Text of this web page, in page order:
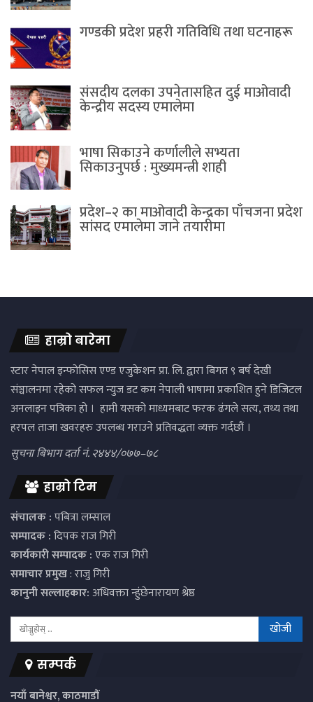
गण्डकी प्रदेश प्रहरी गतिविधि तथा घटनाहरू
संसदीय दलका उपनेतासहित दुई माओवादी
केन्द्रीय सदस्य एमालेमा
भाषा सिकाउने कर्णालीले सभ्यता
सिकाउनुपर्छ : मुख्यमन्त्री शाही
प्रदेश–२ का माओवादी केन्द्रका पाँचजना प्रदेश
सांसद एमालेमा जाने तयारीमा
हाम्रो बारेमा
स्टार नेपाल इन्फोसिस एण्ड एजुकेशन प्रा. लि. द्वारा बिगत ९ बर्ष देखी
संञ्चालनमा रहेको सफल न्युज डट कम नेपाली भाषामा प्रकाशित हुने डिजिटल
अनलाइन पत्रिका हो । हामी यसको माध्यमबाट फरक ढंगले सत्य, तथ्य तथा
हरपल ताजा खवरहरु उपलब्ध गराउने प्रतिवद्धता व्यक्त गर्दछौं ।
सुचना बिभाग दर्ता नं. २४४४/०७७–७८
हाम्रो टिम
संचालक :पबित्रा लम्साल
सम्पादक :दिपक राज गिरी
कार्यकारी सम्पादक :एक राज गिरी
समाचार प्रमुख: राजु गिरी
कानुनी सल्लाहकार:अधिवक्ता न्हुंछेनारायण श्रेष्ठ
सम्पर्क
नयाँ बानेश्वर, काठमाडौं